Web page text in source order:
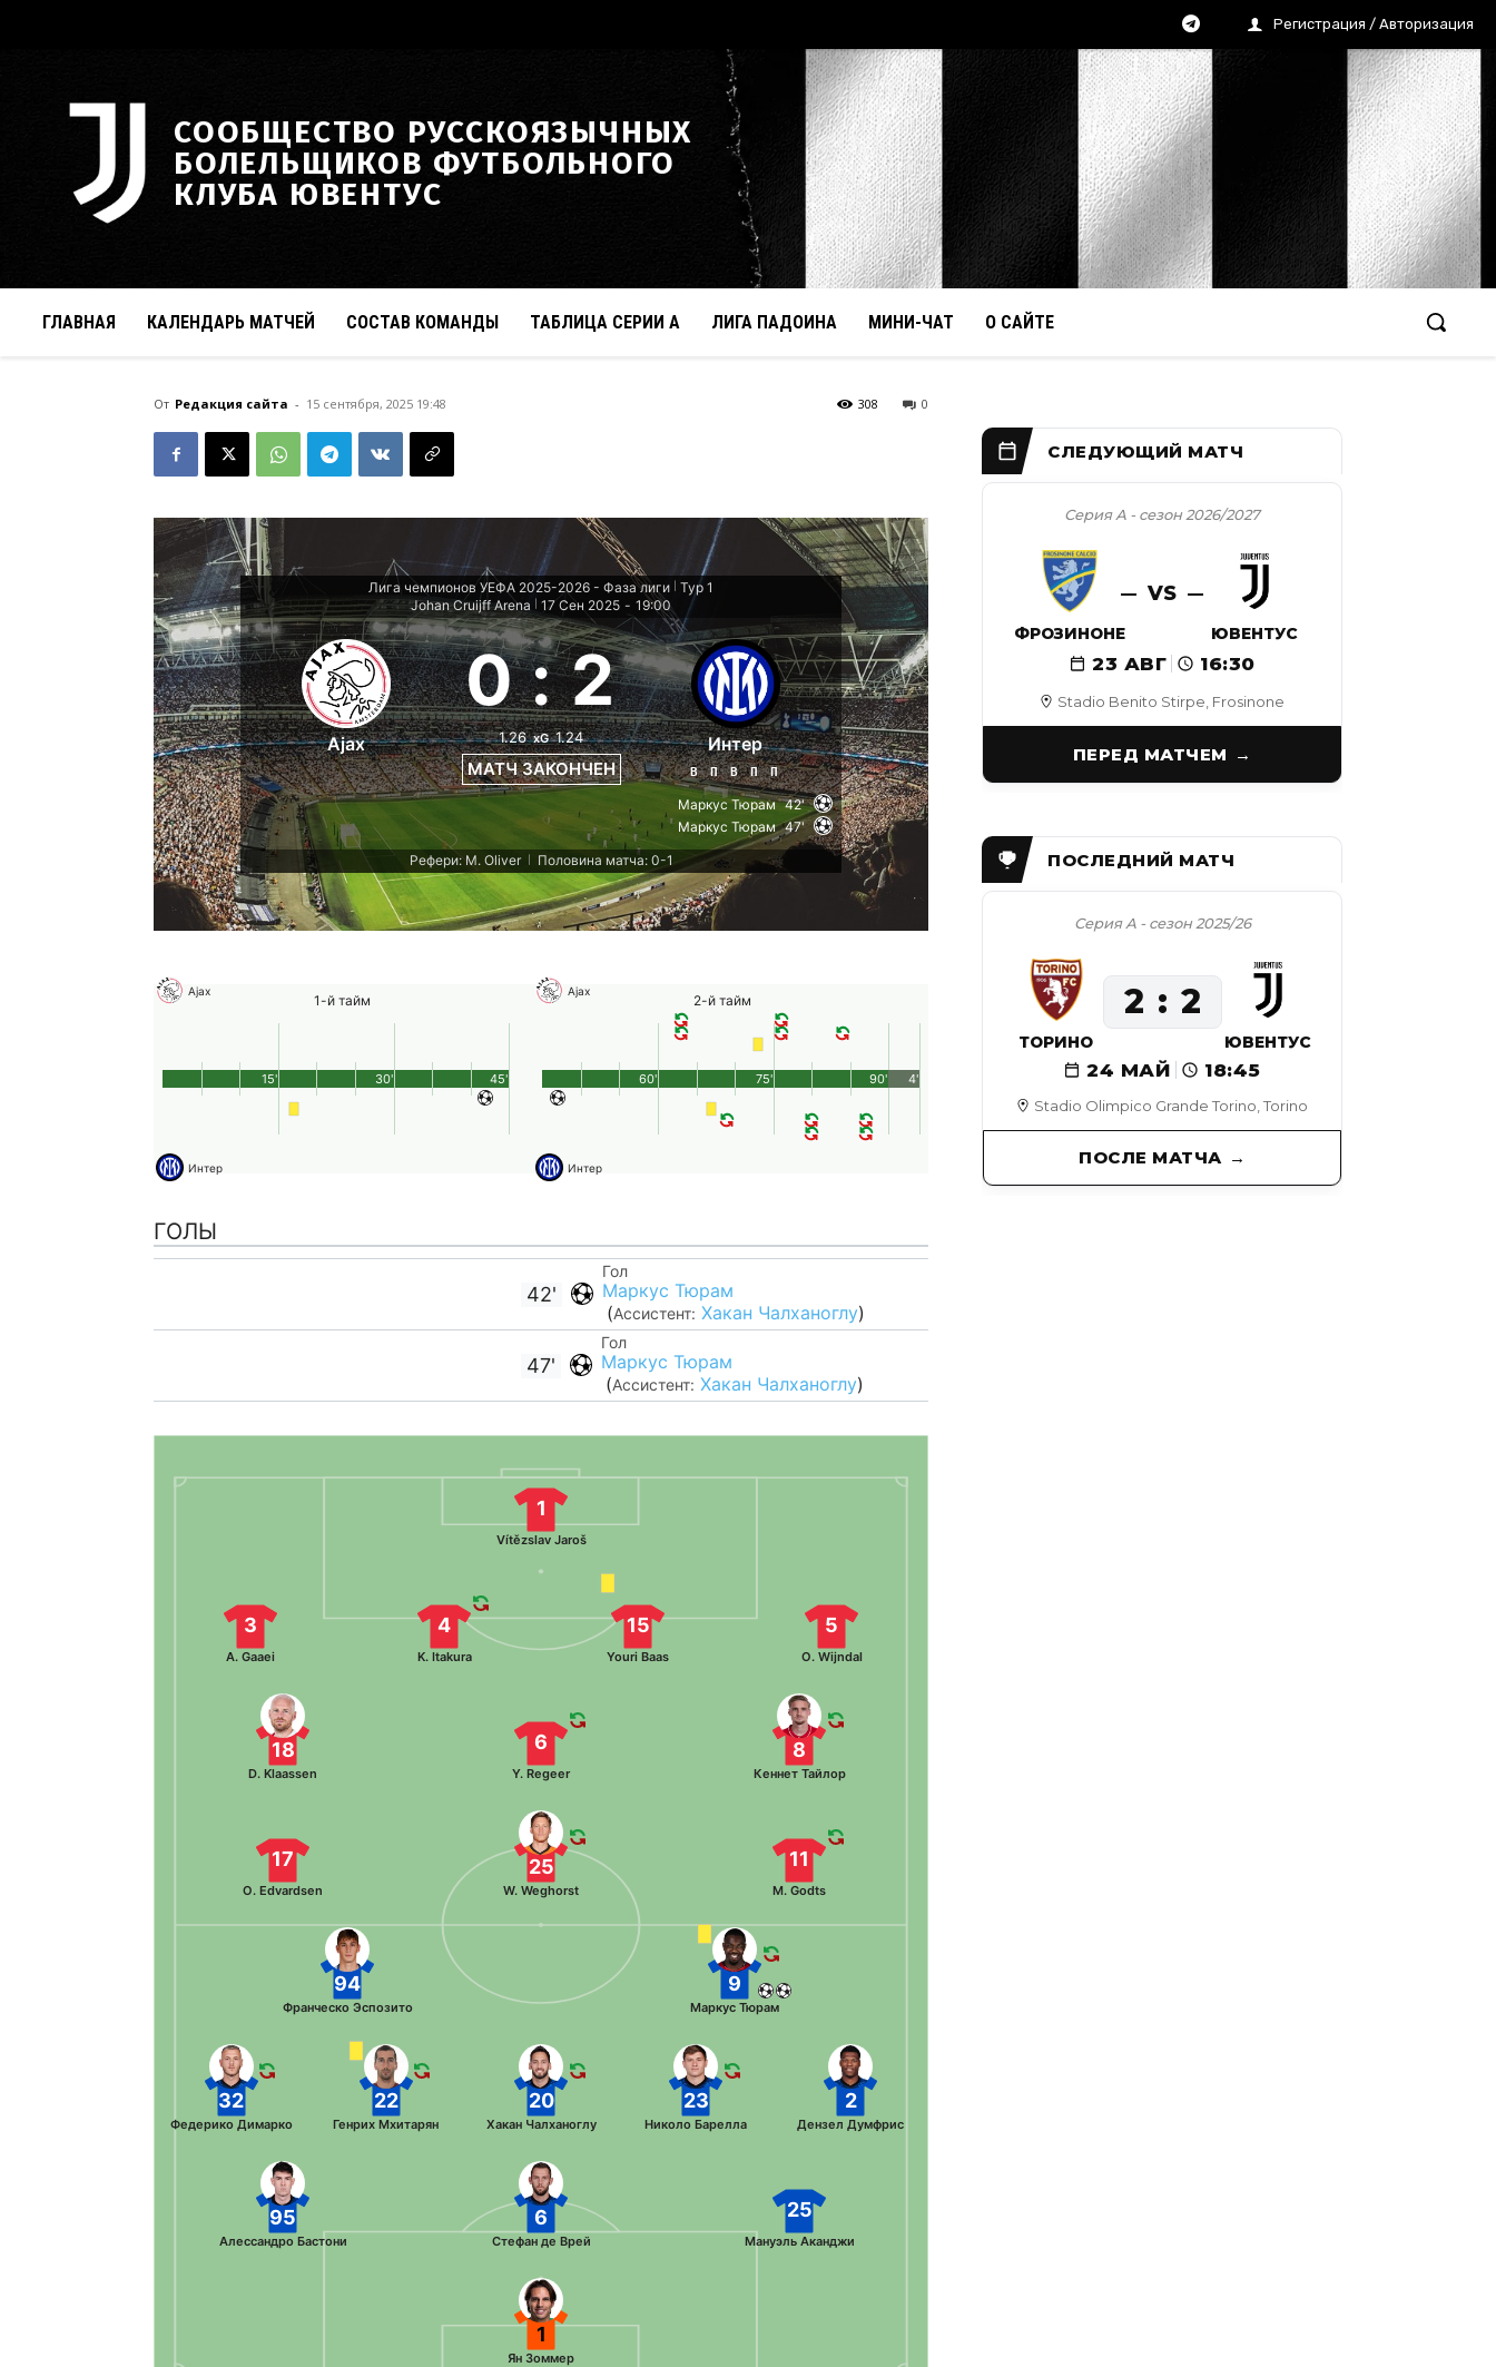
Регистрация / Авторизация
СООБЩЕСТВО РУССКОЯЗЫЧНЫХ
БОЛЕЛЬЩИКОВ ФУТБОЛЬНОГО
КЛУБА ЮВЕНТУС
ГЛАВНАЯ КАЛЕНДАРЬ МАТЧЕЙ СОСТАВ КОМАНДЫ ТАБЛИЦА СЕРИИ А ЛИГА ПАДОИНА МИНИ-ЧАТ О САЙТЕ
От Редакция сайта - 15 сентября, 2025 19:48 0
308
Лига чемпионов УЕФА 2025-2026 - Фаза лиги Тур 1
Johan Cruijff Arena
17 Сен 2025 - 19:00
Ajax
0 : 2
1.26 xG 1.24
МАТЧ ЗАКОНЧЕН
Интер
В П В П П
Маркус Тюрам 42'
Маркус Тюрам 47'
Рефери: M. Oliver
Половина матча: 0-1
Ajax
1-й тайм
Интер
45'
15' 30'
Ajax
2-й тайм
Интер
90'
60' 75' 4'
ГОЛЫ
42'
Гол
Маркус Тюрам
(Ассистент: Хакан Чалханоглу)
47'
Гол
Маркус Тюрам
(Ассистент: Хакан Чалханоглу)
1
Vítězslav Jaroš
5
O. Wijndal
15
Youri Baas
4
K. Itakura
3
A. Gaaei
8
Кеннет Тайлор
6
Y. Regeer
18
D. Klaassen
11
M. Godts
25
W. Weghorst
17
O. Edvardsen
1
Ян Зоммер
95
Алессандро Бастони
6
Стефан де Врей
25
Мануэль Аканджи
32
Федерико Димарко
22
Генрих Мхитарян
20
Хакан Чалханоглу
23
Николо Барелла
2
Дензел Думфрис
94
Франческо Эспозито
9
Маркус Тюрам
Stadio Benito Stirpe, Frosinone
Серия А - сезон 2026/2027
ФРОЗИНОНЕ
VS
ЮВЕНТУС
23 АВГ 16:30
ПЕРЕД МАТЧЕМ
Stadio Olimpico Grande Torino, Torino
Серия А - сезон 2025/26
24 МАЙ 18:45
ТОРИНО
2 2
ЮВЕНТУС
ПОСЛЕ МАТЧА